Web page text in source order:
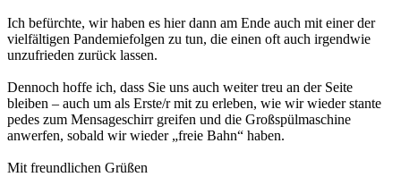
Ich befürchte, wir haben es hier dann am Ende auch mit einer der
vielfältigen Pandemiefolgen zu tun, die einen oft auch irgendwie
unzufrieden zurück lassen.
Dennoch hoffe ich, dass Sie uns auch weiter treu an der Seite
bleiben – auch um als Erste/r mit zu erleben, wie wir wieder stante
pedes zum Mensageschirr greifen und die Großspülmaschine
anwerfen, sobald wir wieder „freie Bahn“ haben.
Mit freundlichen Grüßen